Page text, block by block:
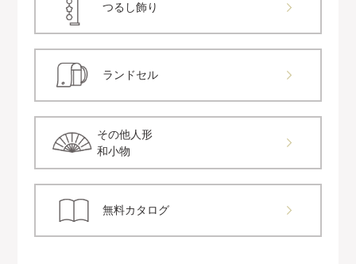
つるし飾り
ランドセル
その他人形
和小物
無料カタログ